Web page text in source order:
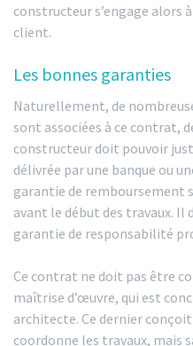
constructeur s’engage alors
client.
Les bonnes garanties
Naturellement, de
sont associées à ce contrat,
constructeur doit pouvoir
délivrée par une banque ou
garantie de remboursement
avant le début des travaux.
garantie de responsabilité
Ce contrat ne doit pas être
maîtrise d’œuvre, qui est
architecte. Ce dernier
coordonne les travaux, mais